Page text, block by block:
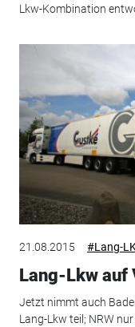
Lkw-Kombination
21.08.2015 #Lang-
Lang-Lkw auf
Jetzt nimmt auch
Lang-Lkw teil; NRW